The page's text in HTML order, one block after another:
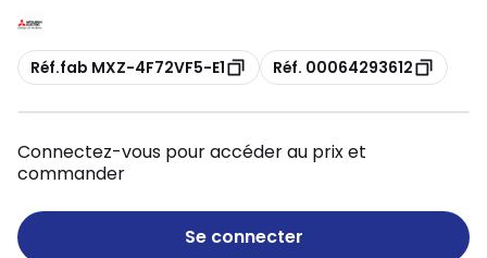
Copie
Réf.fab MXZ-4F72VF5-E1 Copie
Réf. 00064293612
Connectez-vous pour accéder au prix et
commander
Se connecter